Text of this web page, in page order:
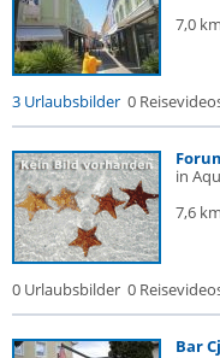
7,0
3 Urlaubsbilder 0
in
7,6
0 Urlaubsbilder 0
Bar